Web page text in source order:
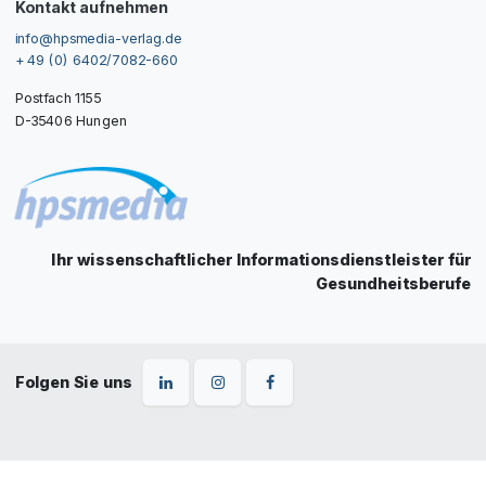
Kontakt aufnehmen
info@hpsmedia-verlag.de
+ 49 (0) 6402/7082-660
Postfach 1155
D-35406 Hungen
Ihr wissenschaftlicher Informationsdienstleister für
Gesundheitsberufe
Folgen Sie uns